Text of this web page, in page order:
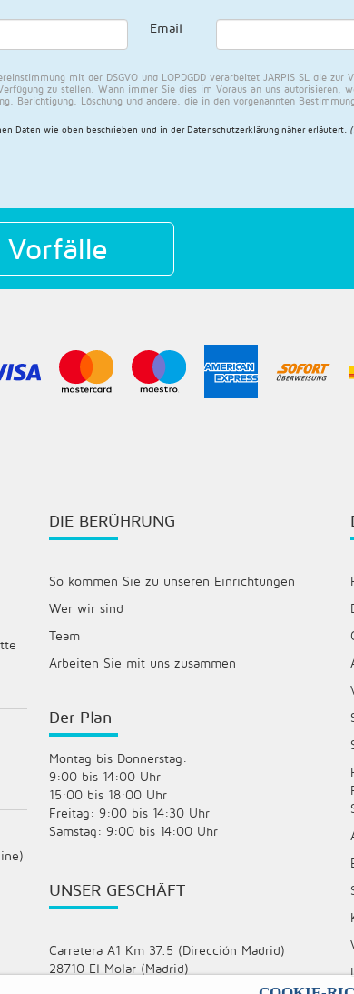
Email
mit der DSGVO und LOPDGDD verarbeitet JARPIS SL die
zu stellen. Wann immer Sie dies im Voraus an uns
Berichtigung, Löschung und andere, die in den vorgenannten
Daten wie oben beschrieben und in derDatenschutzerklärung näher erläutert
DIE BERÜHRUNG
So kommen Sie zu unseren Einrichtungen
Wer wir sind
Team
Arbeiten Sie mit uns zusammen
Der Plan
Montag bis Donnerstag:
9:00 bis 14:00 Uhr
15:00 bis 18:00 Uhr
Freitag: 9:00 bis 14:30 Uhr
Samstag: 9:00 bis 14:00 Uhr
UNSER GESCHÄFT
Carretera A1 Km 37.5 (Dirección Madrid)
28710 El Molar (Madrid)